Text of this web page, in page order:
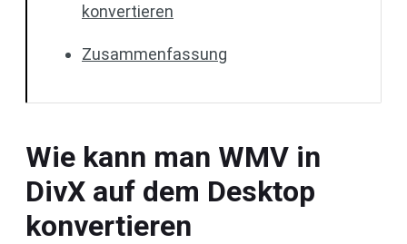
konvertieren
Zusammenfassung
Wie kann man WMV in
DivX auf dem Desktop
konvertieren